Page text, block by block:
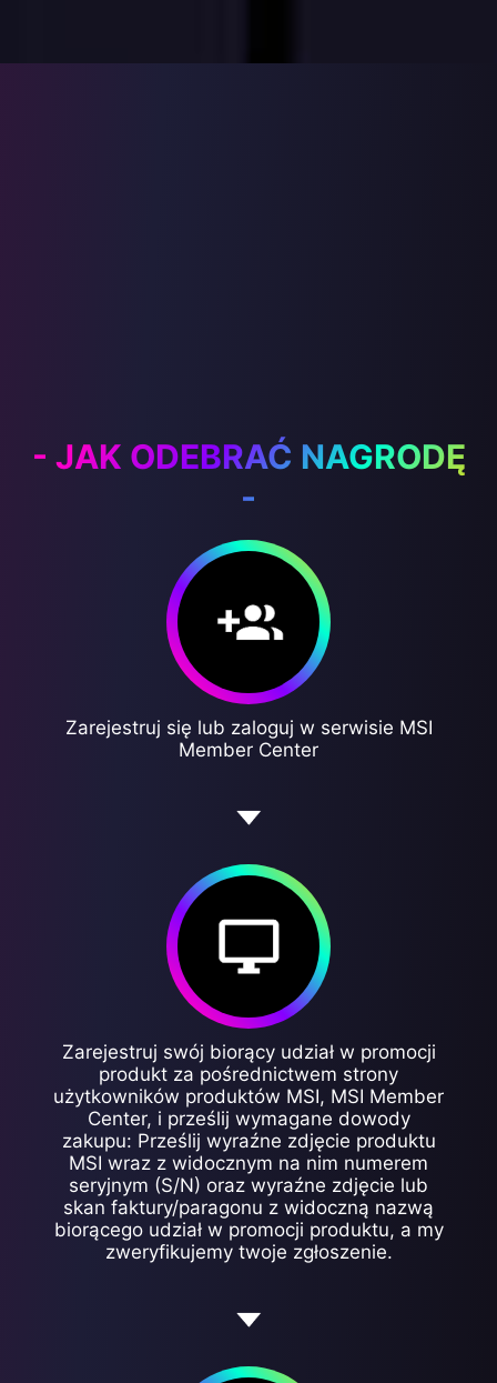
- JAK ODEBRAĆ NAGRODĘ
-
Zarejestruj się lub zaloguj w serwisie MSI
Member Center
Zarejestruj swój biorący udział w promocji
produkt za pośrednictwem strony
użytkowników produktów MSI, MSI Member
Center, i prześlij wymagane dowody
zakupu: Prześlij wyraźne zdjęcie produktu
MSI wraz z widocznym na nim numerem
seryjnym (S/N) oraz wyraźne zdjęcie lub
skan faktury/paragonu z widoczną nazwą
biorącego udział w promocji produktu, a my
zweryfikujemy twoje zgłoszenie.